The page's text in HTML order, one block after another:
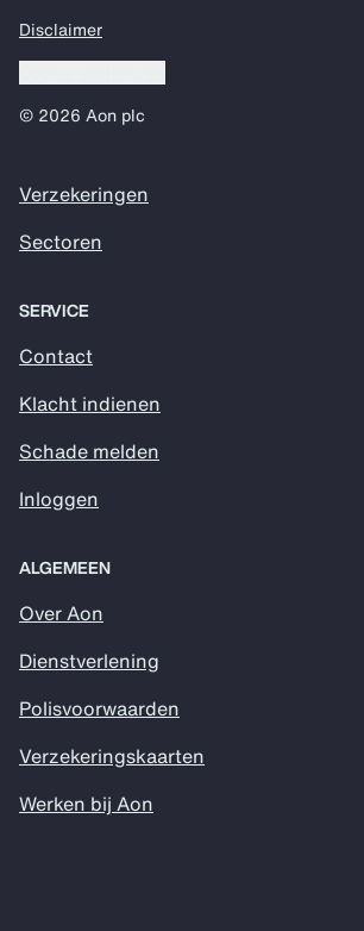
Disclaimer
© 2026 Aon plc
Verzekeringen
Sectoren
SERVICE
Contact
Klacht indienen
Schade melden
Inloggen
ALGEMEEN
Over Aon
Dienstverlening
Polisvoorwaarden
Verzekeringskaarten
Werken bij Aon